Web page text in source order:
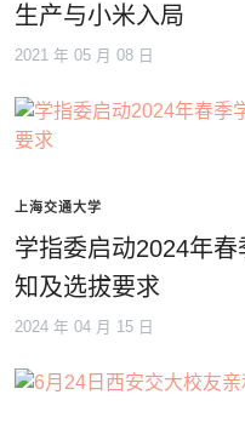
生产与小米入局
2021 年 05 月 08 日
上海交通大学
学指委启动2024年
知及选拔要求
2024 年 04 月 15 日